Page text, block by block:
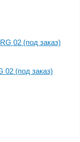
02 (под заказ)